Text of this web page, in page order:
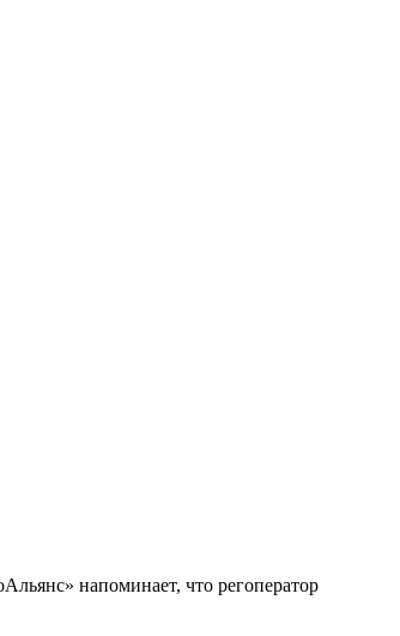
напоминает, что регоператор